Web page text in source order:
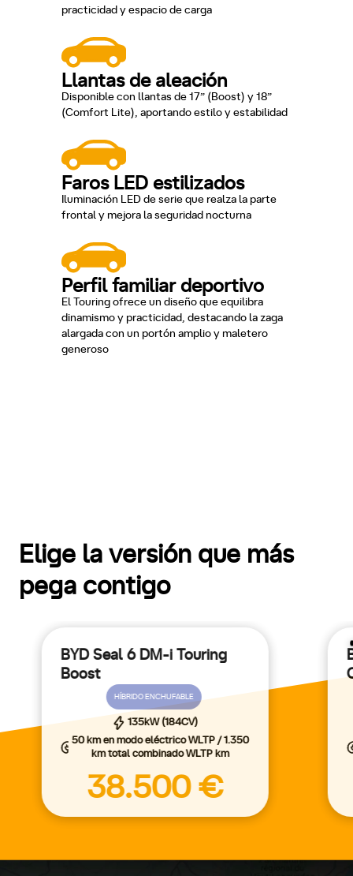
practicidad y espacio de carga
Llantas de aleación
Disponible con llantas de 17” (Boost) y 18”
(Comfort Lite), aportando estilo y estabilidad
Faros LED estilizados
Iluminación LED de serie que realza la parte
frontal y mejora la seguridad nocturna
Perfil familiar deportivo
El Touring ofrece un diseño que equilibra
dinamismo y practicidad, destacando la zaga
alargada con un portón amplio y maletero
generoso
Conoce los beneficios delPlan Auto+
la compra de vehículos eco.
Elige la versión que más
pega contigo
BYD Seal 6 DM-i Touring
Boost
HÍBRIDO ENCHUFABLE
135kW (184CV)
50 km en modo eléctrico WLTP / 1.350
km total combinado WLTP km
38.500 €